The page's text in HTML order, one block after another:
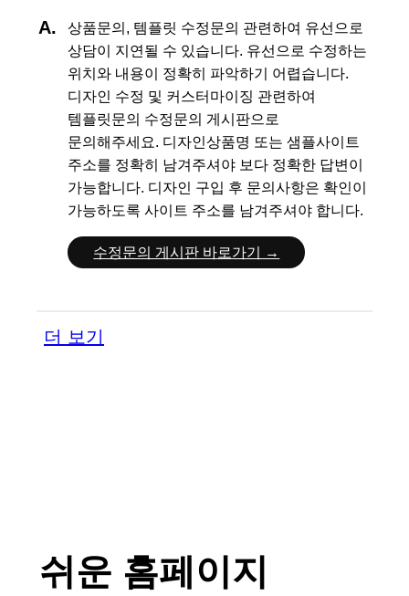
상품문의, 템플릿 수정문의 관련하여 유선으로
상담이 지연될 수 있습니다. 유선으로 수정하는
위치와 내용이 정확히 파악하기 어렵습니다.
디자인 수정 및 커스터마이징 관련하여
템플릿문의 수정문의 게시판으로
문의해주세요. 디자인상품명 또는 샘플사이트
주소를 정확히 남겨주셔야 보다 정확한 답변이
가능합니다. 디자인 구입 후 문의사항은 확인이
가능하도록 사이트 주소를 남겨주셔야 합니다.
수정문의 게시판 바로가기 →
더 보기
쉬운 홈페이지